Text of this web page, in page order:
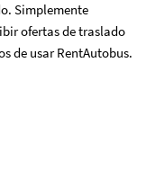
Simplemente
ofertas de traslado
de usar RentAutobus.